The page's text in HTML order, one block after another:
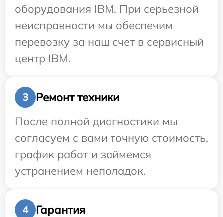
оборудования IBM. При серьезной
неисправности мы обеспечим
перевозку за наш счет в сервисный
центр IBM.
3
Ремонт техники
После полной диагностики мы
согласуем с вами точную стоимость,
график работ и займемся
устранением неполадок.
4
Гарантия